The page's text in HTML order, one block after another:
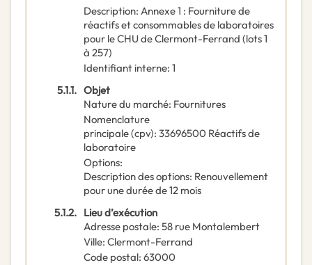
Description: Annexe 1 : Fourniture de
réactifs et consommables de laboratoires
pour le CHU de Clermont-Ferrand (lots 1
à 257)
Identifiant interne: 1
5.1.1. Objet
Nature du marché: Fournitures
Nomenclature
principale(cpv): 33696500 Réactifs de
laboratoire
Options:
Description des options: Renouvellement
pour une durée de 12 mois
5.1.2. Lieu d’exécution
Adresse postale: 58 rue Montalembert
Ville: Clermont-Ferrand
Code postal: 63000